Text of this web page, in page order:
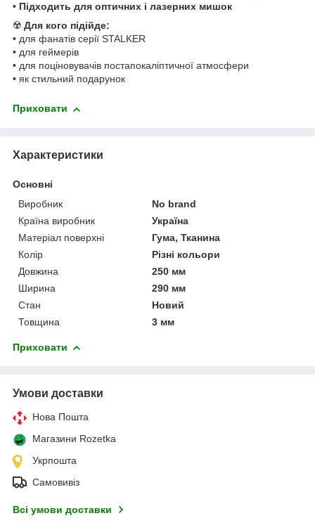
• Підходить для оптичних і лазерних мишок
☢️ Для кого підійде:
• для фанатів серії STALKER
• для геймерів
• для поціновувачів постапокаліптичної атмосфери
• як стильний подарунок
Приховати
Характеристики
Основні
Виробник
No brand
Країна виробник
Україна
Матеріал поверхні
Гума, Тканина
Колір
Різні кольори
Довжина
250 мм
Ширина
290 мм
Стан
Новий
Товщина
3 мм
Приховати
Умови доставки
Нова Пошта
Магазини Rozetka
Укрпошта
Самовивіз
Всі умови доставки